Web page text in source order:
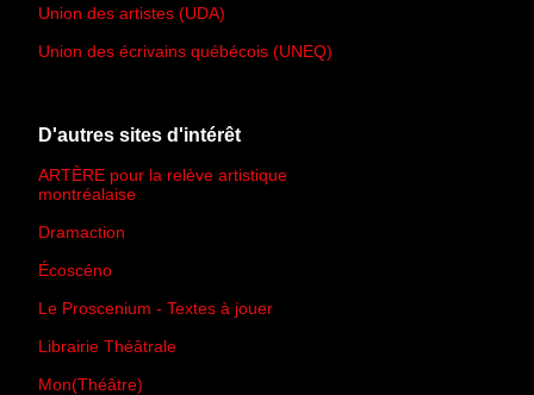
Union des artistes (UDA)
Union des écrivains québécois (UNEQ)
D'autres sites d'intérêt
ARTÈRE pour la relève artistique
montréalaise
Dramaction
Écoscéno
Le Proscenium - Textes à jouer
Librairie Théâtrale
Mon(Théâtre)